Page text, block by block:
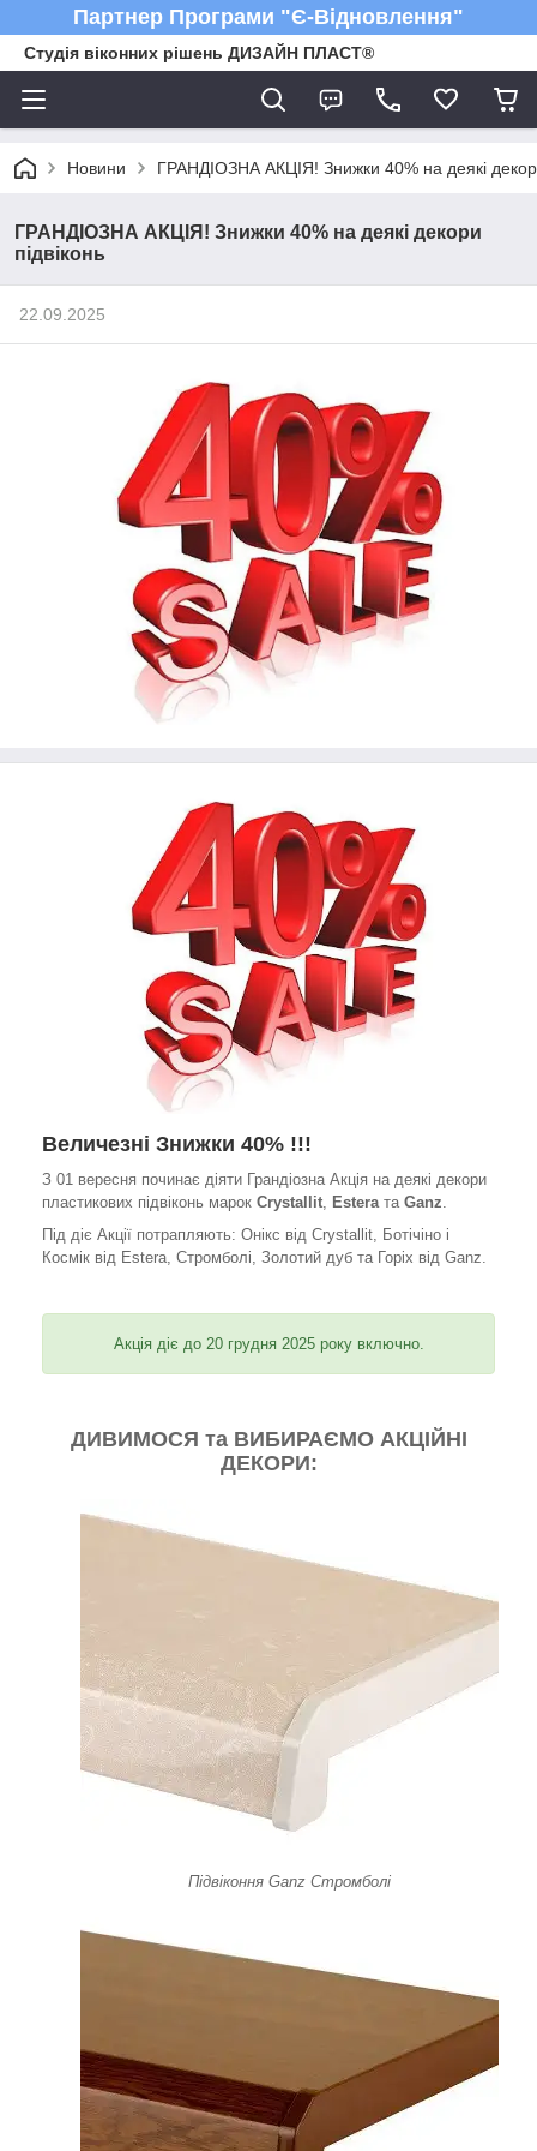
Партнер Програми "Є-Відновлення"
Студія віконних рішень ДИЗАЙН ПЛАСТ®
Новини ГРАНДІОЗНА АКЦІЯ! Знижки 40% на деякі
ГРАНДІОЗНА АКЦІЯ! Знижки 40% на деякі декори
підвіконь
22.09.2025
Величезні Знижки 40% !!!
З 01 вересня починає діяти Грандіозна Акція на деякі декори
пластикових підвіконь марок Crystallit Estera та Ganz
Під діє Акції потрапляють: Онікс від Crystallit, Ботічіно і
Космік від Estera, Стромболі, Золотий дуб та Горіх від Ganz.
Акція діє до 20 грудня 2025 року включно.
ДИВИМОСЯ та ВИБИРАЄМО АКЦІЙНІ
ДЕКОРИ:
Підвіконня Ganz Стромболі